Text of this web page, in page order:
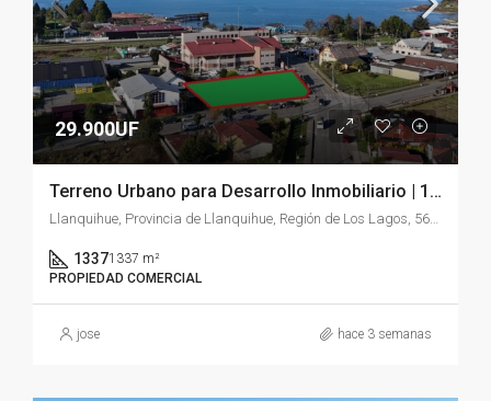
29.900UF
Terreno Urbano para Desarrollo Inmobiliario | 1.337 m² | Llanquihue
13371337 m²
PROPIEDAD COMERCIAL
jose hace 3 semanas